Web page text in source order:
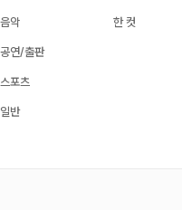
음악
공연/출판
스포츠
일반
한 컷